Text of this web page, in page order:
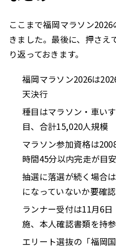
ここまで福岡マラソン
きました。最後に、押さえ
り返っておきます。
福岡マラソン2026は
天決行
種目はマラソン・車い
目、合計15,020人規模
マラソン参加資格は
時間45分以内完走が目安
抽選に落選が続く場合
になっていないか要確認
ランナー受付は11月6
施、本人確認書類を持参
エリート選抜の「福岡